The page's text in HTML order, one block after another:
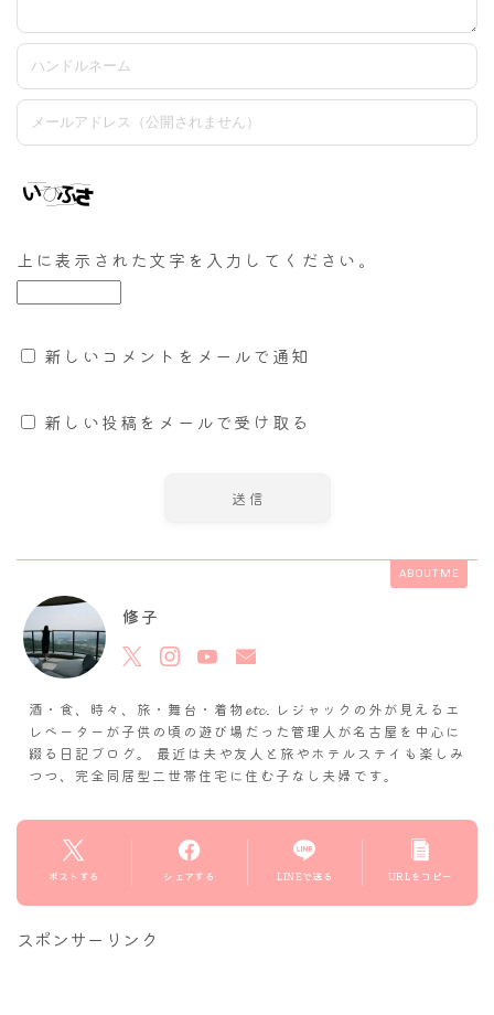
上に表示された文字を入力してください。
新しいコメントをメールで通知
新しい投稿をメールで受け取る
ABOUT ME
修子
酒・食、時々、旅・舞台・着物𝓮𝓽𝓬. レジャックの外が見えるエ
レベーターが子供の頃の遊び場だった管理人が名古屋を中心に
綴る日記ブログ。 最近は夫や友人と旅やホテルステイも楽しみ
つつ、完全同居型二世帯住宅に住む子なし夫婦です。
ポストする シェアする LINEで送る URLをコピー
スポンサーリンク